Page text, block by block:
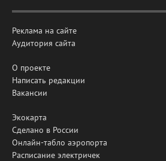
Реклама на сайте
Аудитория сайта
О проекте
Написать редакции
Вакансии
Экокарта
Сделано в России
Онлайн-табло аэропорта
Расписание электричек